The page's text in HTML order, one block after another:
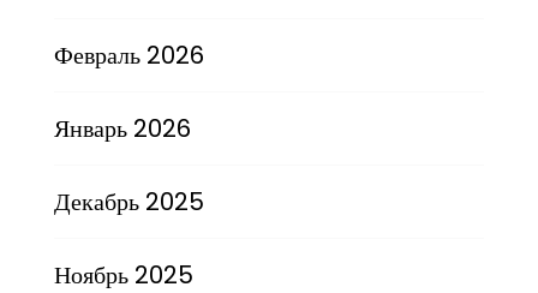
Февраль 2026
Январь 2026
Декабрь 2025
Ноябрь 2025